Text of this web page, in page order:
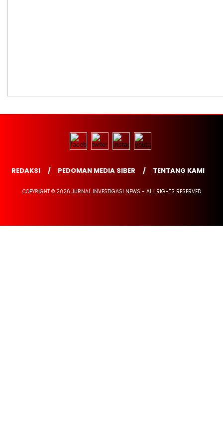
REDAKSI PEDOMAN MEDIA SIBER TENTANG KAMI
COPYRIGHT © 2026 JURNAL INVESTIGASI NEWS - ALL RIGHTS RESERVED